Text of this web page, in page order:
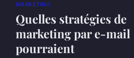
MARKETING
Quelles stratégies de
marketing par e-mail
pourraient